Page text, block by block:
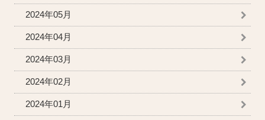
2024年05月
2024年04月
2024年03月
2024年02月
2024年01月